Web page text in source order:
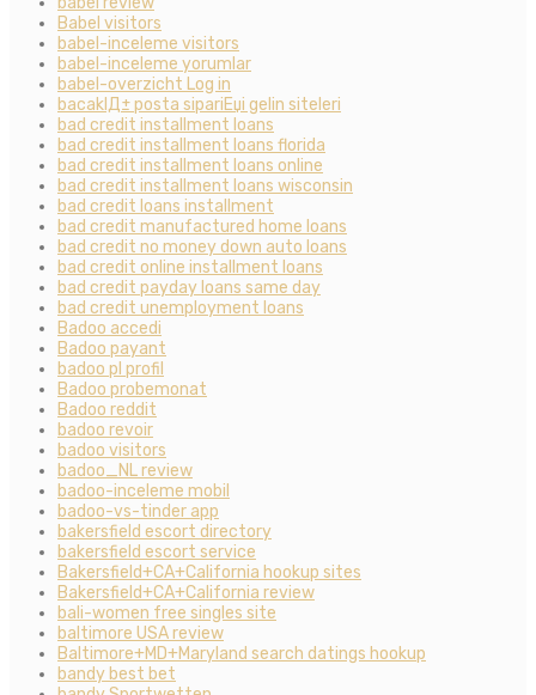
Babel visitors
babel-inceleme visitors
babel-inceleme yorumlar
babel-overzicht Log in
bacaklД± posta sipariЕџi gelin siteleri
bad credit installment loans
bad credit installment loans florida
bad credit installment loans online
bad credit installment loans wisconsin
bad credit loans installment
bad credit manufactured home loans
bad credit no money down auto loans
bad credit online installment loans
bad credit payday loans same day
bad credit unemployment loans
Badoo accedi
Badoo payant
badoo pl profil
Badoo probemonat
Badoo reddit
badoo revoir
badoo visitors
badoo_NL review
badoo-inceleme mobil
badoo-vs-tinder app
bakersfield escort directory
bakersfield escort service
Bakersfield+CA+California hookup sites
Bakersfield+CA+California review
bali-women free singles site
baltimore USA review
Baltimore+MD+Maryland search datings hookup
bandy best bet